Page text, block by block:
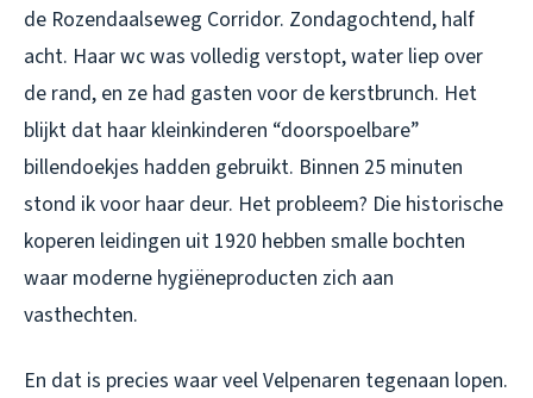
de Rozendaalseweg Corridor. Zondagochtend, half
acht. Haar wc was volledig verstopt, water liep over
de rand, en ze had gasten voor de kerstbrunch. Het
blijkt dat haar kleinkinderen “doorspoelbare”
billendoekjes hadden gebruikt. Binnen 25 minuten
stond ik voor haar deur. Het probleem? Die historische
koperen leidingen uit 1920 hebben smalle bochten
waar moderne hygiëneproducten zich aan
vasthechten.
En dat is precies waar veel Velpenaren tegenaan lopen.